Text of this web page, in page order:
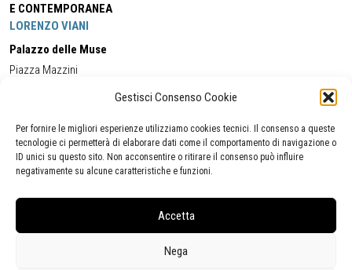
Gestisci Consenso Cookie
Per fornire le migliori esperienze utilizziamo cookies tecnici. Il consenso a queste
tecnologie ci permetterà di elaborare dati come il comportamento di navigazione o
ID unici su questo sito. Non acconsentire o ritirare il consenso può influire
negativamente su alcune caratteristiche e funzioni.
Accetta
Nega
E CONTEMPORANEA
LORENZO VIANI
Palazzo delle Muse
Piazza Mazzini
Cell:+39 338 5714978 (orario apertura Galleria)
Tel:
+39 0584 944580
(orario 09.00/13.00)
Email:gamc@comune.viareggio.lu.it
Segnalazione di inaccessibilità